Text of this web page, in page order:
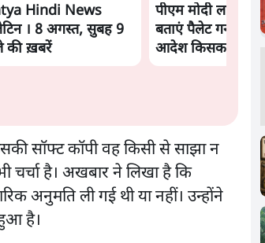
Hindi News
। 8 अगस्त, सुबह 9
की ख़बरें
पीएम मोदी लाल
बताएं पैलेट गन
आदेश किसका था,
सॉफ्ट कॉपी वह किसी से साझा न
चर्चा है। अखबार ने लिखा है कि
अनुमति ली गई थी या नहीं। उन्होंने
है।